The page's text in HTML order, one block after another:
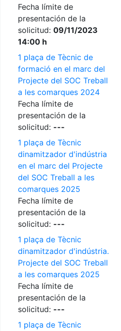
Fecha límite de
presentación de la
solicitud: 09/11/2023
14:00 h
1 plaça de Tècnic de
formació en el marc del
Projecte del SOC Treball
a les comarques 2024
Fecha límite de
presentación de la
solicitud: ---
1 plaça de Tècnic
dinamitzador d'indústria
en el marc del Projecte
del SOC Treball a les
comarques 2025
Fecha límite de
presentación de la
solicitud: ---
1 plaça de Tècnic
dinamitzador d'indústria.
Projecte del SOC Treball
a les comarques 2025
Fecha límite de
presentación de la
solicitud: ---
1 plaça de Tècnic